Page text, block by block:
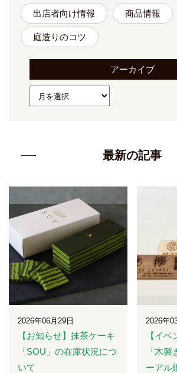
出店者向け情報 商品情報
庭造りのコツ
アーカイブ
最新の記事
2026年06月29日
【お知らせ】抹茶ケーキ
「SOU」の在庫状況につ
いて
2026年
【イ
「木
ーアル